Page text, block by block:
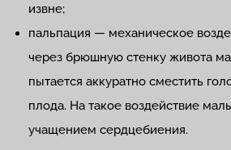
извне;
пальпация — механическое
через брюшную стенку живота
пытается аккуратно сместить
плода. На такое воздействие
учащением сердцебиения.